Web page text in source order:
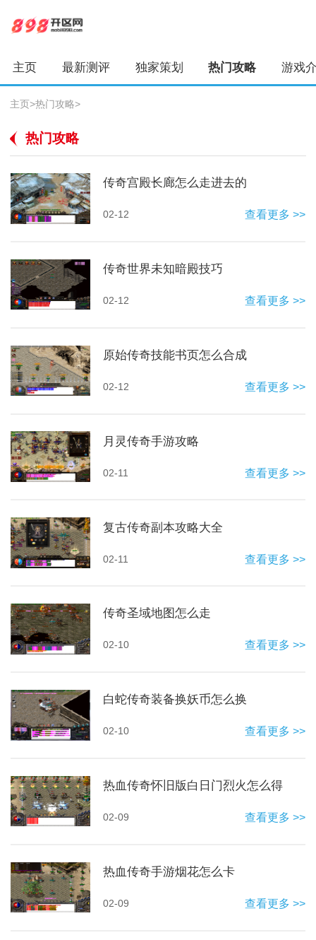
主页 最新测评 独家策划 热门攻略 游戏
主页>热门攻略>
热门攻略
传奇宫殿长廊怎么走进去的
02-12 查看更多 >>
传奇世界未知暗殿技巧
02-12 查看更多 >>
原始传奇技能书页怎么合成
02-12 查看更多 >>
月灵传奇手游攻略
02-11 查看更多 >>
复古传奇副本攻略大全
02-11 查看更多 >>
传奇圣域地图怎么走
02-10 查看更多 >>
白蛇传奇装备换妖币怎么换
02-10 查看更多 >>
热血传奇怀旧版白日门烈火怎么得
02-09 查看更多 >>
热血传奇手游烟花怎么卡
02-09 查看更多 >>